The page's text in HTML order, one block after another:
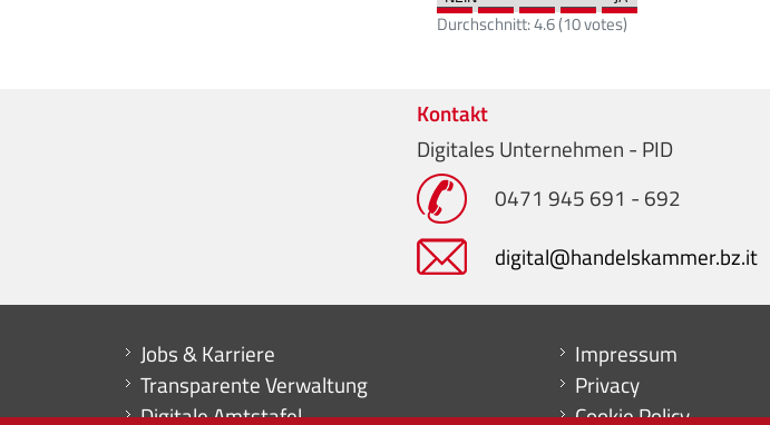
Durchschnitt:4.6(10votes)
Kontakt
Digitales Unternehmen - PID
0471 945 691 - 692
digital@handelskammer.bz.it
Mini menu di servizio
Jobs & Karriere
Transparente Verwaltung
Digitale Amtstafel
Menu footer
Impressum
Privacy
Cookie Policy